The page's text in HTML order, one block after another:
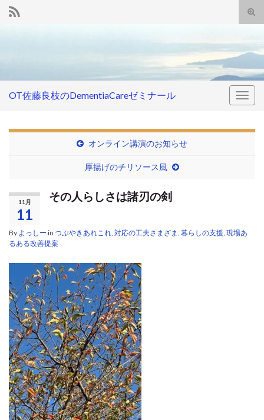
OT佐藤良枝のDementiaCareゼミナール
オンライン講演のお知らせ
厚揚げのチリソース風
11月
11
その人らしさは諸刃の剣
By よっしー in つぶやきあれこれ 対応の工夫さまざま 暮らしの支援 現場あ
るある改善提案